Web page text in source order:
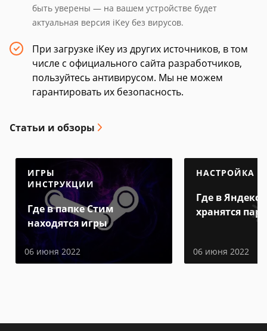
быть уверены — на вашем устройстве будет
актуальная версия iKey без вирусов.
При загрузке iKey из других источников, в том
числе с официального сайта разработчиков,
пользуйтесь антивирусом. Мы не можем
гарантировать их безопасность.
Статьи и обзоры
ИГРЫ
ИНСТРУКЦИИ
Где в папке Стим
находятся игры
06 июня 2022
НАСТРОЙКА
Где в Яндекс
хранятся
06 июня 2022